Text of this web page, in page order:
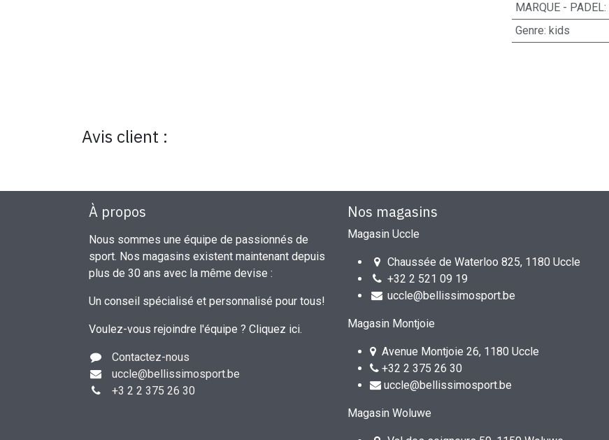
MARQUE - PADEL:
Genre: kids
Avis client :
Nos magasins
Magasin Uccle
Chaussée de Waterloo 825, 1180 Uccle
+32 2 521 09 19
uccle@bellissimosport.be
Magasin Montjoie
Avenue Montjoie 26, 1180 Uccle
+32 2 375 26 30
uccle@bellissimosport.be
Magasin Woluwe
À propos
Nous sommes une équipe de passionnés de
sport. Nos magasins existent maintenant depuis
plus de 30 ans avec la même devise :
Un conseil spécialisé et personnalisé pour tous!
Voulez-vous rejoindre l'équipe ? Cliquez ici.
Contactez-nous
uccle@bellissimosport.be
+3 2 2 375 26 30